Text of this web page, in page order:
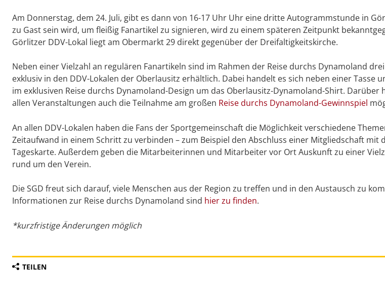
Am Donnerstag, dem 24. Juli, gibt es dann von 16-17 Uhr Uhr eine dritte Autogrammstunde in
zu Gast sein wird, um fleißig Fanartikel zu signieren, wird zu einem späteren Zeitpunkt
Görlitzer DDV-Lokal liegt am Obermarkt 29 direkt gegenüber der Dreifaltigkeitskirche.
Neben einer Vielzahl an regulären Fanartikeln sind im Rahmen der Reise durchs Dynamoland
exklusiv in den DDV-Lokalen der Oberlausitz erhältlich. Dabei handelt es sich neben einer Tasse
im exklusiven Reise durchs Dynamoland-Design um das Oberlausitz-Dynamoland-Shirt. Darüber
allen Veranstaltungen auch die Teilnahme am großen Reise durchs Dynamoland-Gewinnspiel
An allen DDV-Lokalen haben die Fans der Sportgemeinschaft die Möglichkeit verschiedene
Zeitaufwand in einem Schritt zu verbinden – zum Beispiel den Abschluss einer Mitgliedschaft mit
Tageskarte. Außerdem geben die Mitarbeiterinnen und Mitarbeiter vor Ort Auskunft zu einer
rund um den Verein.
Die SGD freut sich darauf, viele Menschen aus der Region zu treffen und in den Austausch zu
Informationen zur Reise durchs Dynamoland sind hier zu finden.
*kurzfristige Änderungen möglich
TEILEN